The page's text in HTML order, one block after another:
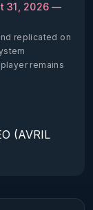
31, 2026 —
replicated on
remains
(AVRIL